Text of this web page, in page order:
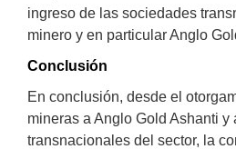
ingreso de las sociedades
minero y en particular Anglo
Conclusión
En conclusión, desde el
mineras a Anglo Gold Ashanti y
transnacionales del sector, la